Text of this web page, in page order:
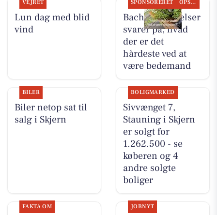
VEJRET
Lun dag med blid
vind
SPONSORERET OPSLAGSTAVLEN
Bachs Begravelser
svarer på, hvad
der er det
hårdeste ved at
være bedemand
BILER
Biler netop sat til
salg i Skjern
BOLIGMARKED
Sivvænget 7,
Stauning i Skjern
er solgt for
1.262.500 - se
køberen og 4
andre solgte
boliger
FAKTA OM JOBNYT